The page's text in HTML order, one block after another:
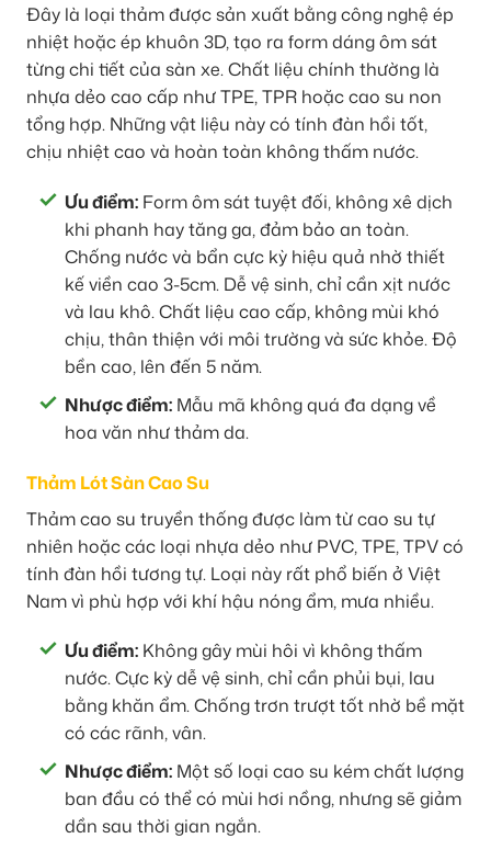
Đây là loại thảm được sản xuất bằng công nghệ ép
nhiệt hoặc ép khuôn 3D, tạo ra form dáng ôm sát
từng chi tiết của sàn xe. Chất liệu chính thường là
nhựa dẻo cao cấp như TPE, TPR hoặc cao su non
tổng hợp. Những vật liệu này có tính đàn hồi tốt,
chịu nhiệt cao và hoàn toàn không thấm nước.
Ưu điểm: Form ôm sát tuyệt đối, không xê dịch
khi phanh hay tăng ga, đảm bảo an toàn.
Chống nước và bẩn cực kỳ hiệu quả nhờ thiết
kế viền cao 3-5cm. Dễ vệ sinh, chỉ cần xịt nước
và lau khô. Chất liệu cao cấp, không mùi khó
chịu, thân thiện với môi trường và sức khỏe. Độ
bền cao, lên đến 5 năm.
Nhược điểm: Mẫu mã không quá đa dạng về
hoa văn như thảm da.
Thảm Lót Sàn Cao Su
Thảm cao su truyền thống được làm từ cao su tự
nhiên hoặc các loại nhựa dẻo như PVC, TPE, TPV có
tính đàn hồi tương tự. Loại này rất phổ biến ở Việt
Nam vì phù hợp với khí hậu nóng ẩm, mưa nhiều.
Ưu điểm: Không gây mùi hôi vì không thấm
nước. Cực kỳ dễ vệ sinh, chỉ cần phủi bụi, lau
bằng khăn ẩm. Chống trơn trượt tốt nhờ bề mặt
có các rãnh, vân.
Nhược điểm: Một số loại cao su kém chất lượng
ban đầu có thể có mùi hơi nồng, nhưng sẽ giảm
dần sau thời gian ngắn.